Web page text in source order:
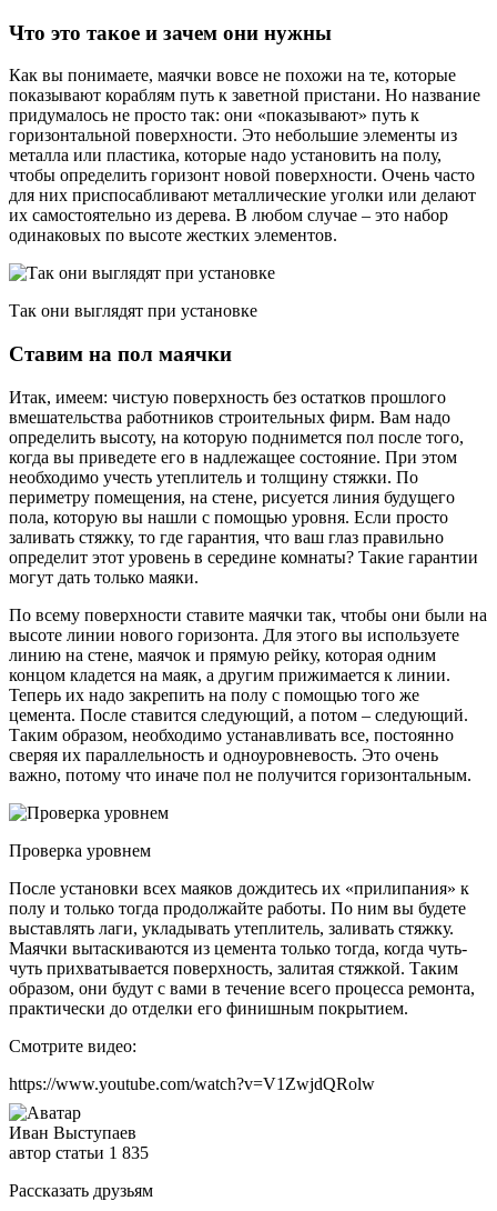
Что это такое и зачем они нужны
Как вы понимаете, маячки вовсе не похожи на те, которые
показывают кораблям путь к заветной пристани. Но название
придумалось не просто так: они «показывают» путь к
горизонтальной поверхности. Это небольшие элементы из
металла или пластика, которые надо установить на полу,
чтобы определить горизонт новой поверхности. Очень часто
для них приспосабливают металлические уголки или делают
их самостоятельно из дерева. В любом случае – это набор
одинаковых по высоте жестких элементов.
Так они выглядят при установке
Ставим на пол маячки
Итак, имеем: чистую поверхность без остатков прошлого
вмешательства работников строительных фирм. Вам надо
определить высоту, на которую поднимется пол после того,
когда вы приведете его в надлежащее состояние. При этом
необходимо учесть утеплитель и толщину стяжки. По
периметру помещения, на стене, рисуется линия будущего
пола, которую вы нашли с помощью уровня. Если просто
заливать стяжку, то где гарантия, что ваш глаз правильно
определит этот уровень в середине комнаты? Такие гарантии
могут дать только маяки.
По всему поверхности ставите маячки так, чтобы они были на
высоте линии нового горизонта. Для этого вы используете
линию на стене, маячок и прямую рейку, которая одним
концом кладется на маяк, а другим прижимается к линии.
Теперь их надо закрепить на полу с помощью того же
цемента. После ставится следующий, а потом – следующий.
Таким образом, необходимо устанавливать все, постоянно
сверяя их параллельность и одноуровневость. Это очень
важно, потому что иначе пол не получится горизонтальным.
Проверка уровнем
После установки всех маяков дождитесь их «прилипания» к
полу и только тогда продолжайте работы. По ним вы будете
выставлять лаги, укладывать утеплитель, заливать стяжку.
Маячки вытаскиваются из цемента только тогда, когда чуть-
чуть прихватывается поверхность, залитая стяжкой. Таким
образом, они будут с вами в течение всего процесса ремонта,
практически до отделки его финишным покрытием.
Смотрите видео:
https://www.youtube.com/watch?v=V1ZwjdQRolw
Иван Выступаев
автор статьи 1 835
Рассказать друзьям